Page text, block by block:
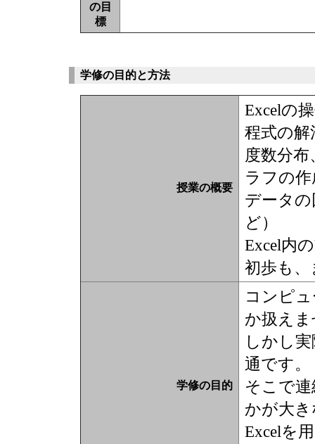
の目
標
学修の目的と方法
授業の概要
Excelの
程式の解
度数分
ラフの作
データの
ど）
Excel内
初歩も、
学修の目的
コンピ
か扱え
しかし
通です。
そこで
かが大
Excelを